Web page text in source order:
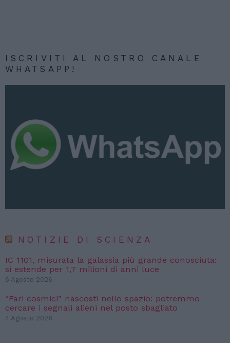
ISCRIVITI AL NOSTRO CANALE
WHATSAPP!
NOTIZIE DI SCIENZA
IC 1101, misurata la galassia più grande conosciuta:
si estende per 1,7 milioni di anni luce
6 Agosto 2026
“Fari cosmici” nascosti nello spazio: potremmo
cercare i segnali alieni nel posto sbagliato
4 Agosto 2026